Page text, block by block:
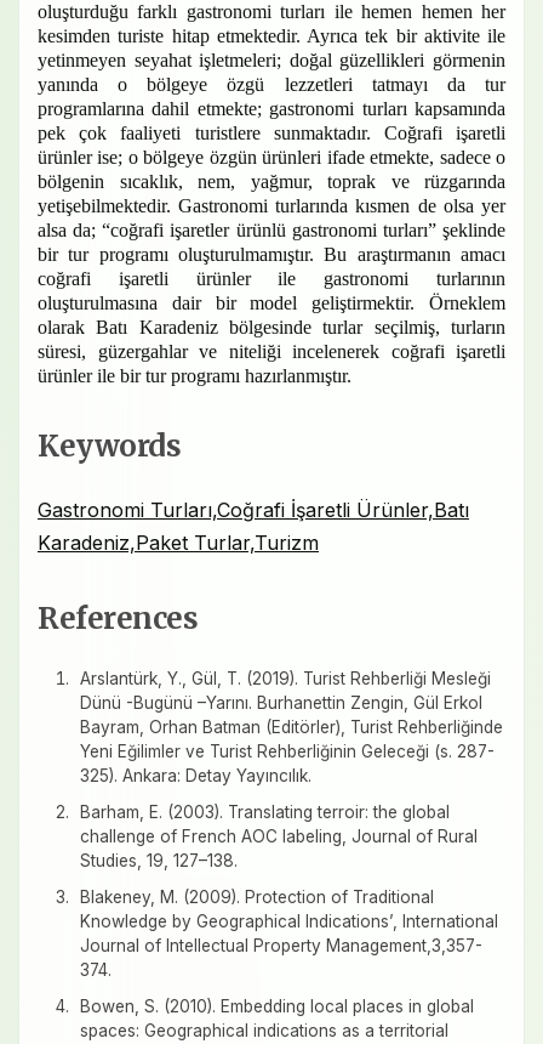
oluşturduğu farklı gastronomi turları ile hemen hemen her
kesimden turiste hitap etmektedir. Ayrıca tek bir aktivite ile
yetinmeyen seyahat işletmeleri; doğal güzellikleri görmenin
yanında o bölgeye özgü lezzetleri tatmayı da tur
programlarına dahil etmekte; gastronomi turları kapsamında
pek çok faaliyeti turistlere sunmaktadır. Coğrafi işaretli
ürünler ise; o bölgeye özgün ürünleri ifade etmekte, sadece o
bölgenin sıcaklık, nem, yağmur, toprak ve rüzgarında
yetişebilmektedir. Gastronomi turlarında kısmen de olsa yer
alsa da; “coğrafi işaretler ürünlü gastronomi turları” şeklinde
bir tur programı oluşturulmamıştır. Bu araştırmanın amacı
coğrafi işaretli ürünler ile gastronomi turlarının
oluşturulmasına dair bir model geliştirmektir. Örneklem
olarak Batı Karadeniz bölgesinde turlar seçilmiş, turların
süresi, güzergahlar ve niteliği incelenerek coğrafi işaretli
ürünler ile bir tur programı hazırlanmıştır.
Keywords
Gastronomi Turları,Coğrafi İşaretli Ürünler,Batı
Karadeniz,Paket Turlar,Turizm
References
Arslantürk, Y., Gül, T. (2019). Turist Rehberliği Mesleği
Dünü -Bugünü –Yarını. Burhanettin Zengin, Gül Erkol
Bayram, Orhan Batman (Editörler), Turist Rehberliğinde
Yeni Eğilimler ve Turist Rehberliğinin Geleceği (s. 287-
325). Ankara: Detay Yayıncılık.
Barham, E. (2003). Translating terroir: the global
challenge of French AOC labeling, Journal of Rural
Studies, 19, 127–138.
Blakeney, M. (2009). Protection of Traditional
Knowledge by Geographical Indications’, International
Journal of Intellectual Property Management,3,357-
374.
Bowen, S. (2010). Embedding local places in global
spaces: Geographical indications as a territorial